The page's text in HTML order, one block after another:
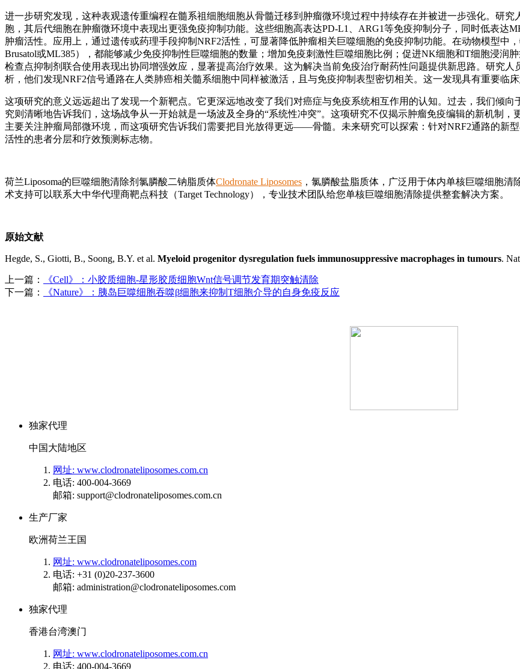
进一步研究发现，这种表观遗传重编程在髓系祖细胞细胞从骨髓迁移到肿瘤微环境过程中持续存在并被进一步强化。研
胞，其后代细胞在肿瘤微环境中表现出更强免疫抑制功能。这些细胞高表达PD-L1、ARG1等免疫抑制分子，同时低表达
肿瘤活性。应用上，通过遗传或药理手段抑制NRF2活性，可显著降低肿瘤相关巨噬细胞的免疫抑制功能。在动物模型中
Brusatol或ML385），都能够减少免疫抑制性巨噬细胞的数量；增加免疫刺激性巨噬细胞比例；促进NK细胞和T细胞浸润
检查点抑制剂联合使用表现出协同增强效应，显著提高治疗效果。这为解决当前免疫治疗耐药性问题提供新思路。研究
析，他们发现NRF2信号通路在人类肺癌相关髓系细胞中同样被激活，且与免疫抑制表型密切相关。这一发现具有重要临床
这项研究的意义远远超出了发现一个新靶点。它更深远地改变了我们对癌症与免疫系统相互作用的认知。过去，我们倾
究则清晰地告诉我们，这场战争从一开始就是一场波及全身的“系统性冲突”。这项研究不仅揭示肿瘤免疫编辑的新机制
主要关注肿瘤局部微环境，而这项研究告诉我们需要把目光放得更远——骨髓。未来研究可以探索：针对NRF2通路的新
活性的患者分层和疗效预测标志物。
荷兰Liposoma的巨噬细胞清除剂氯膦酸二钠脂质体Clodronate Liposomes ，氯膦酸盐脂质体，广泛用于体内单核巨噬细胞清
术支持可以联系大中华代理商靶点科技（Target Technology），专业技术团队给您单核巨噬细胞清除提供整套解决方案。
原始文献
Hegde, S., Giotti, B., Soong, B.Y. et al. Myeloid progenitor dysregulation fuels immunosuppressive macrophages in tumours.
上一篇：
《Cell》：小胶质细胞-星形胶质细胞Wnt信号调节发育期突触清除
下一篇：
《Nature》：胰岛巨噬细胞吞噬β细胞来抑制T细胞介导的自身免疫反应
独家代理
中国大陆地区
网址: www.clodronateliposomes.com.cn
电话: 400-004-3669
邮箱: support@clodronateliposomes.com.cn
生产厂家
欧洲荷兰王国
网址: www.clodronateliposomes.com
电话: +31 (0)20-237-3600
邮箱: administration@clodronateliposomes.com
独家代理
香港台湾澳门
网址: www.clodronateliposomes.com.cn
电话: 400-004-3669